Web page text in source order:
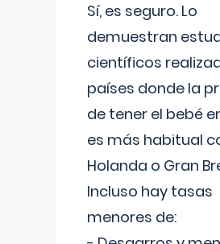
Sí, es seguro. Lo
demuestran
científicos
países donde la
de tener el bebé
es más habitual
Holanda o Gran
Incluso hay tasas
menores de: